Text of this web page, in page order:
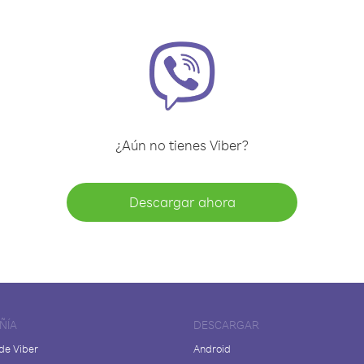
¿Aún no tienes Viber?
Descargar ahora
Viber
DESCARGAR
Android